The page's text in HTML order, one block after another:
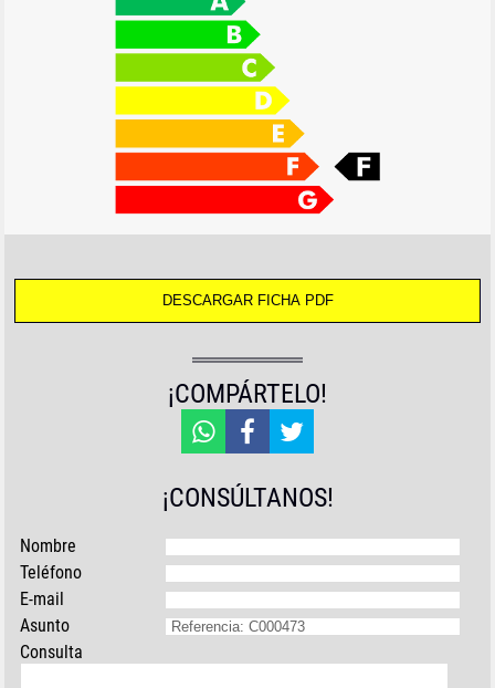
¡COMPÁRTELO!
¡CONSÚLTANOS!
Nombre
Teléfono
E-mail
Asunto
Consulta